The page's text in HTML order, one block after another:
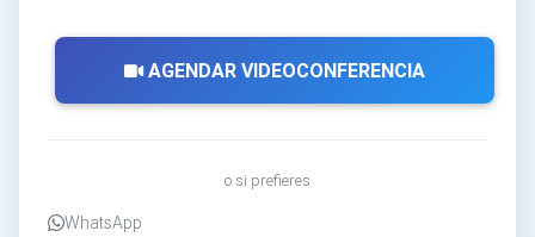
AGENDAR VIDEOCONFERENCIA
o si prefieres
WhatsApp